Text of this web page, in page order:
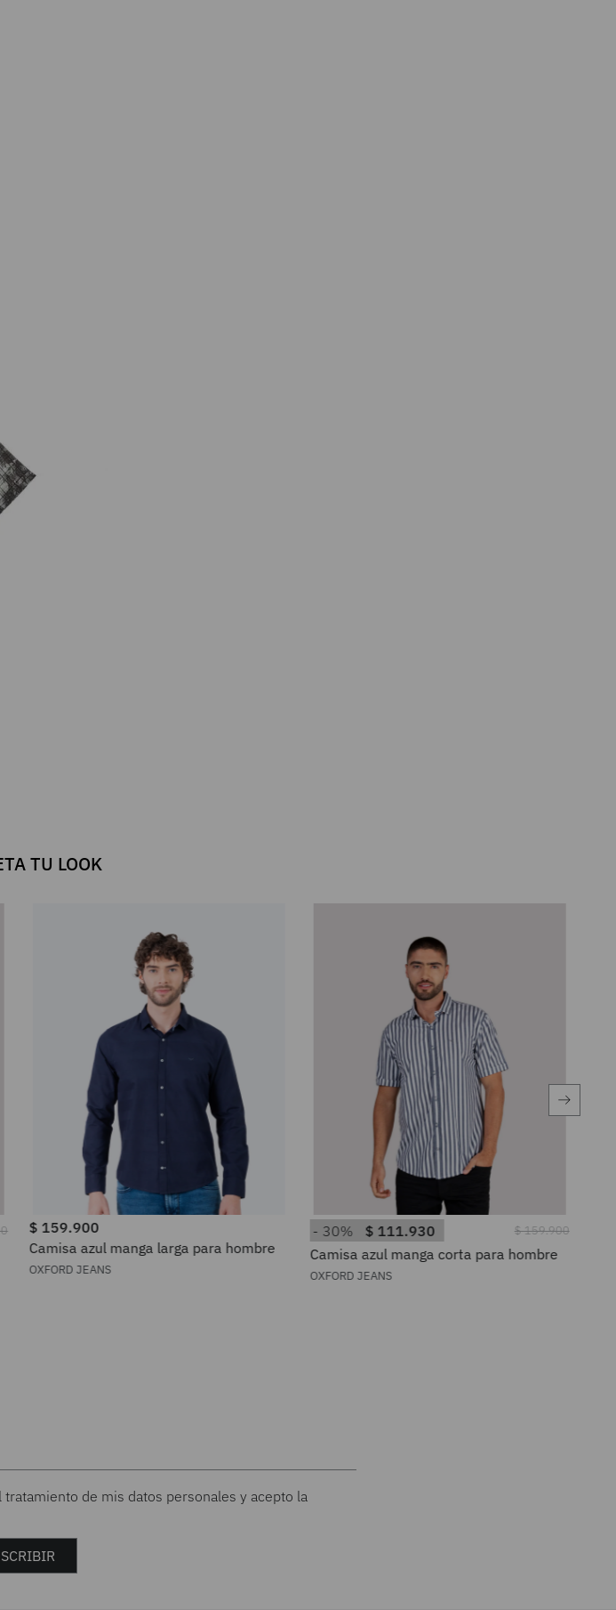
TU LOOK
$ 159.900
Camisa azul manga larga para hombre
OXFORD JEANS
30% $ 111.930 $159.900
Camisa azul manga corta para hombre
OXFORD JEANS
tratamiento de mis datos personales y acepto la